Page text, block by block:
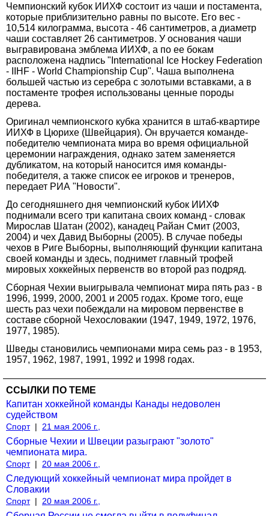
Чемпионский кубок ИИХФ состоит из чаши и постамента,
которые приблизительно равны по высоте. Его вес -
10,514 килограмма, высота - 46 сантиметров, а диаметр
чаши составляет 26 сантиметров. У основания чаши
выгравирована эмблема ИИХФ, а по ее бокам
расположена надпись "International Ice Hockey Federation
- IIHF - World Championship Cup". Чаша выполнена
большей частью из серебра с золотыми вставками, а в
постаменте трофея использованы ценные породы
дерева.
Оригинал чемпионского кубка хранится в штаб-квартире
ИИХФ в Цюрихе (Швейцария). Он вручается команде-
победителю чемпионата мира во время официальной
церемонии награждения, однако затем заменяется
дубликатом, на который наносится имя команды-
победителя, а также список ее игроков и тренеров,
передает РИА "Новости".
До сегодняшнего дня чемпионский кубок ИИХФ
поднимали всего три капитана своих команд - словак
Мирослав Шатан (2002), канадец Райан Смит (2003,
2004) и чех Давид Выборны (2005). В случае победы
чехов в Риге Выборны, выполняющий функции капитана
своей команды и здесь, поднимет главный трофей
мировых хоккейных первенств во второй раз подряд.
Сборная Чехии выигрывала чемпионат мира пять раз - в
1996, 1999, 2000, 2001 и 2005 годах. Кроме того, еще
шесть раз чехи побеждали на мировом первенстве в
составе сборной Чехословакии (1947, 1949, 1972, 1976,
1977, 1985).
Шведы становились чемпионами мира семь раз - в 1953,
1957, 1962, 1987, 1991, 1992 и 1998 годах.
ССЫЛКИ ПО ТЕМЕ
Капитан хоккейной команды Канады недоволен
судейством
Спорт | 21 мая 2006 г.,
Сборные Чехии и Швеции разыграют "золото"
чемпионата мира.
Спорт | 20 мая 2006 г.,
Следующий хоккейный чемпионат мира пройдет в
Словакии
Спорт | 20 мая 2006 г.,